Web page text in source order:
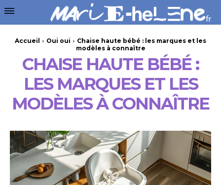
Accueil Oui oui
Chaise haute bébé : les marques et les
modèles à connaître
CHAISE HAUTE BÉBÉ :
LES MARQUES ET LES
MODÈLES À CONNAÎTRE